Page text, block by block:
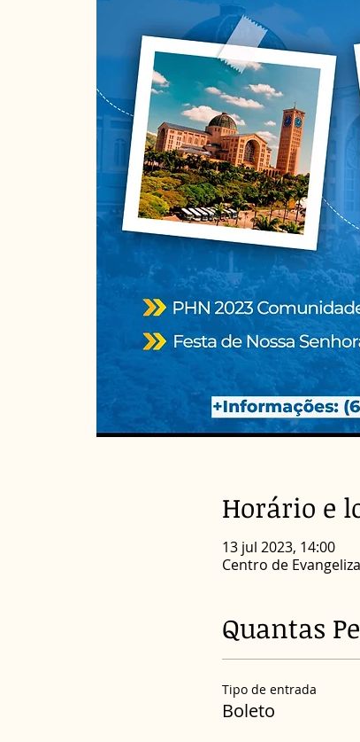
Horário e
13 jul 2023, 14:00
Centro de
Quantas
Tipo de entrada
Boleto